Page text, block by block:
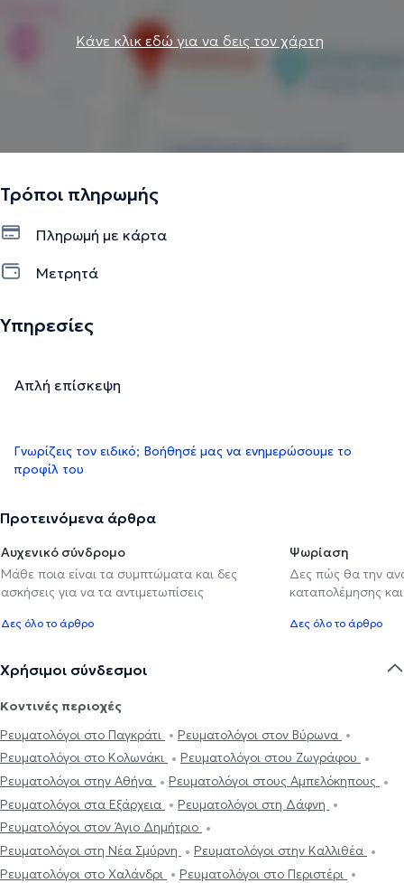
Κάνε κλικ εδώ για να δεις τον χάρτη
Τρόποι πληρωμής
Πληρωμή με κάρτα
Μετρητά
Υπηρεσίες
Απλή επίσκεψη
Γνωρίζεις τον ειδικό; Βοήθησέ μας να ενημερώσουμε το
προφίλ του
Προτεινόμενα άρθρα
Αυχενικό σύνδρομο
Μάθε ποια είναι τα συμπτώματα και δες
ασκήσεις για να τα αντιμετωπίσεις
Δες όλο το άρθρο
Ψωρίαση
Δες πώς θα την
καταπολέμησης
Δες όλο το άρθρο
Χρήσιμοι σύνδεσμοι
Κοντινές περιοχές
Ρευματολόγοι στο Παγκράτι
Ρευματολόγοι στον Βύρωνα
Ρευματολόγοι στο Κολωνάκι
Ρευματολόγοι στου Ζωγράφου
Ρευματολόγοι στην Αθήνα
Ρευματολόγοι στους Αμπελόκηπους
Ρευματολόγοι στα Εξάρχεια
Ρευματολόγοι στη Δάφνη
Ρευματολόγοι στον Άγιο Δημήτριο
Ρευματολόγοι στη Νέα Σμύρνη
Ρευματολόγοι στην Καλλιθέα
Ρευματολόγοι στο Χαλάνδρι
Ρευματολόγοι στο Περιστέρι